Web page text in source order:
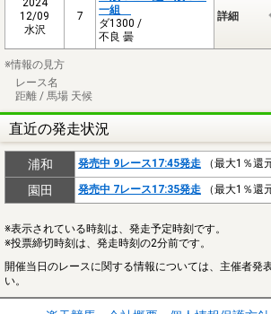
12/09
水沢
7
一組
ダ1300 /
不良 曇
詳細
※情報の見方
レース名
距離 / 馬場 天候
直近の発走状況
浦和 発売中 9レース17:45発走 （最大1％還
園田 発売中 7レース17:35発走 （最大1％還
※表示されている時刻は、発走予定時刻です。
※投票締切時刻は、発走時刻の2分前です。
開催当日のレースに関する情報については、主催者発
い。